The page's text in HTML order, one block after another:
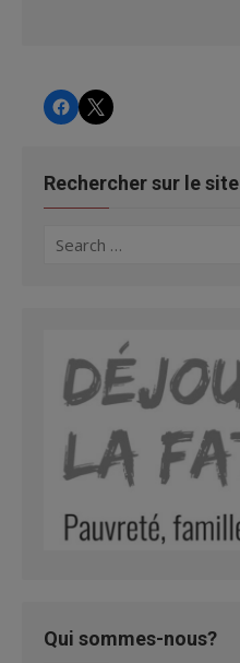
CHRSCHRS
Rechercher sur le site
Search
Qui sommes-nous?